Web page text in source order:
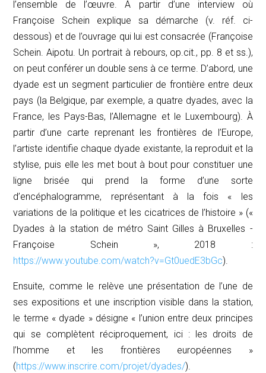
l’ensemble de l’œuvre. À partir d’une interview où
Françoise Schein explique sa démarche (v. réf. ci-
dessous) et de l’ouvrage qui lui est consacrée (Françoise
Schein. Aipotu. Un portrait à rebours, op.cit., pp. 8 et ss.),
on peut conférer un double sens à ce terme. D’abord, une
dyade est un segment particulier de frontière entre deux
pays (la Belgique, par exemple, a quatre dyades, avec la
France, les Pays-Bas, l’Allemagne et le Luxembourg). À
partir d’une carte reprenant les frontières de l’Europe,
l’artiste identifie chaque dyade existante, la reproduit et la
stylise, puis elle les met bout à bout pour constituer une
ligne brisée qui prend la forme d’une sorte
d’encéphalogramme, représentant à la fois « les
variations de la politique et les cicatrices de l’histoire » («
Dyades à la station de métro Saint Gilles à Bruxelles -
Françoise Schein », 2018 :
https://www.youtube.com/watch?v=Gt0uedE3bGc).
Ensuite, comme le relève une présentation de l’une de
ses expositions et une inscription visible dans la station,
le terme « dyade » désigne « l’union entre deux principes
qui se complètent réciproquement, ici : les droits de
l’homme et les frontières européennes »
(https://www.inscrire.com/projet/dyades/).